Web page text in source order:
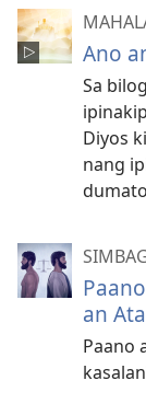
Ano
Sa
Diyos
nang
an
Paano